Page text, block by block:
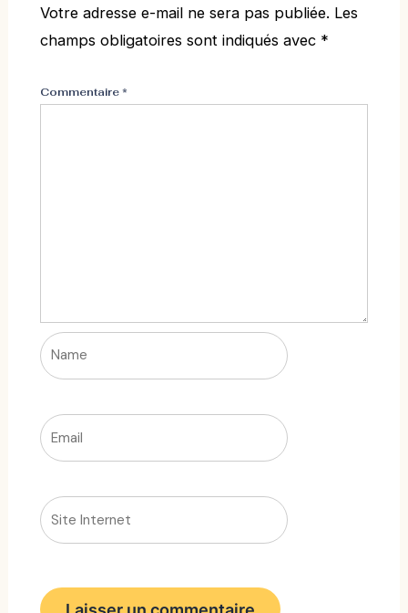
Votre adresse e-mail ne sera pas publiée. Les
champs obligatoires sont indiqués avec *
Commentaire*
Name
Email
Site
Internet